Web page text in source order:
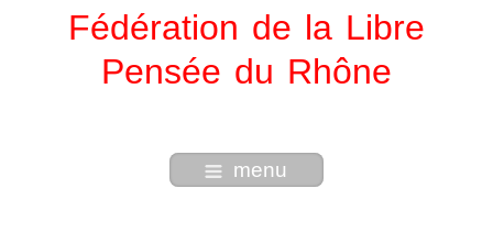
Fédération de la Libre
Pensée du Rhône
menu